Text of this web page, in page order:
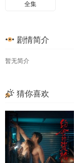
41
49
53
全集
剧情简介
暂无简介
猜你喜欢